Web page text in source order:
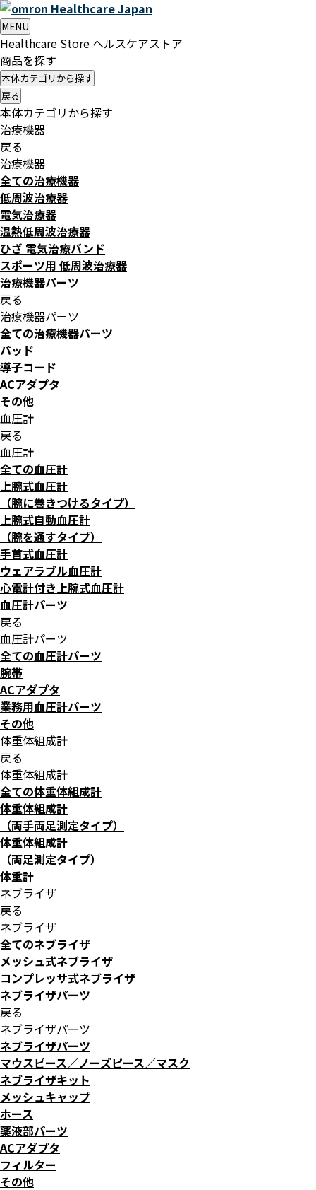
HealthcareJapan
MENU
Healthcare Store ヘルスケアストア
商品を探す
本体カテゴリから探す
戻る
本体カテゴリから探す
治療機器
戻る
治療機器
全ての治療機器
低周波治療器
電気治療器
温熱低周波治療器
ひざ 電気治療バンド
スポーツ用 低周波治療器
治療機器パーツ
戻る
治療機器パーツ
全ての治療機器パーツ
パッド
導子コード
ACアダプタ
その他
血圧計
戻る
血圧計
全ての血圧計
上腕式血圧計
（腕に巻きつけるタイプ）
上腕式自動血圧計
（腕を通すタイプ）
手首式血圧計
ウェアラブル血圧計
心電計付き上腕式血圧計
血圧計パーツ
戻る
血圧計パーツ
全ての血圧計パーツ
腕帯
ACアダプタ
業務用血圧計パーツ
その他
体重体組成計
戻る
体重体組成計
全ての体重体組成計
体重体組成計
（両手両足測定タイプ）
体重体組成計
（両足測定タイプ）
体重計
ネブライザ
戻る
ネブライザ
全てのネブライザ
メッシュ式ネブライザ
コンプレッサ式ネブライザ
ネブライザパーツ
戻る
ネブライザパーツ
ネブライザパーツ
マウスピース／ノーズピース／マスク
ネブライザキット
メッシュキャップ
ホース
薬液部パーツ
ACアダプタ
フィルター
その他